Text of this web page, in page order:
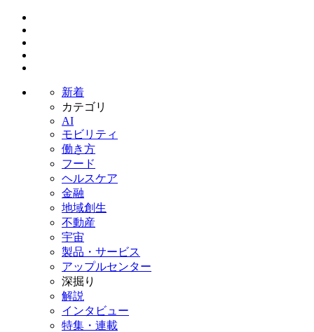
新着
カテゴリ
AI
モビリティ
働き方
フード
ヘルスケア
金融
地域創生
不動産
宇宙
製品・サービス
アップルセンター
深掘り
解説
インタビュー
特集・連載